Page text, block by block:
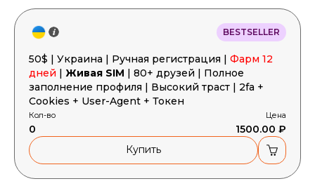
BESTSELLER
50$ | Украина | Ручная регистрация | Фарм 12
дней | Живая SIM | 80+ друзей | Полное
заполнение профиля | Высокий траст | 2fa +
Cookies + User-Agent + Токен
Кол-во
0
Цена
1500.00 ₽
Купить